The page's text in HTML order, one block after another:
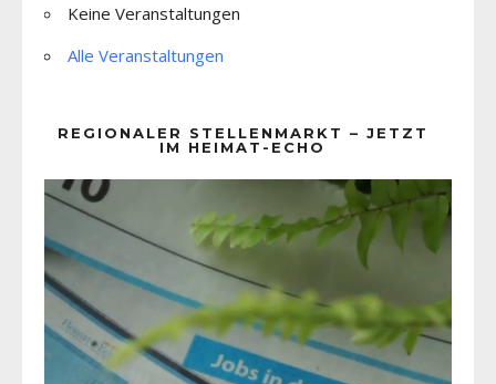
Keine Veranstaltungen
Alle Veranstaltungen
REGIONALER STELLENMARKT – JETZT
IM HEIMAT-ECHO
Player